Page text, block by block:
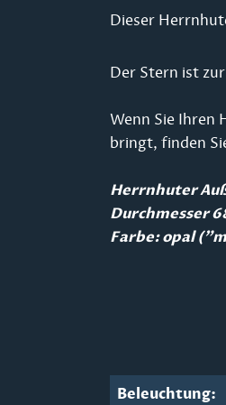
Dieser
Der Stern ist
Wenn Sie Ihren
bringt, finden
Herrnhuter
Durchmesser
Farbe: opal
Beleuchtung: